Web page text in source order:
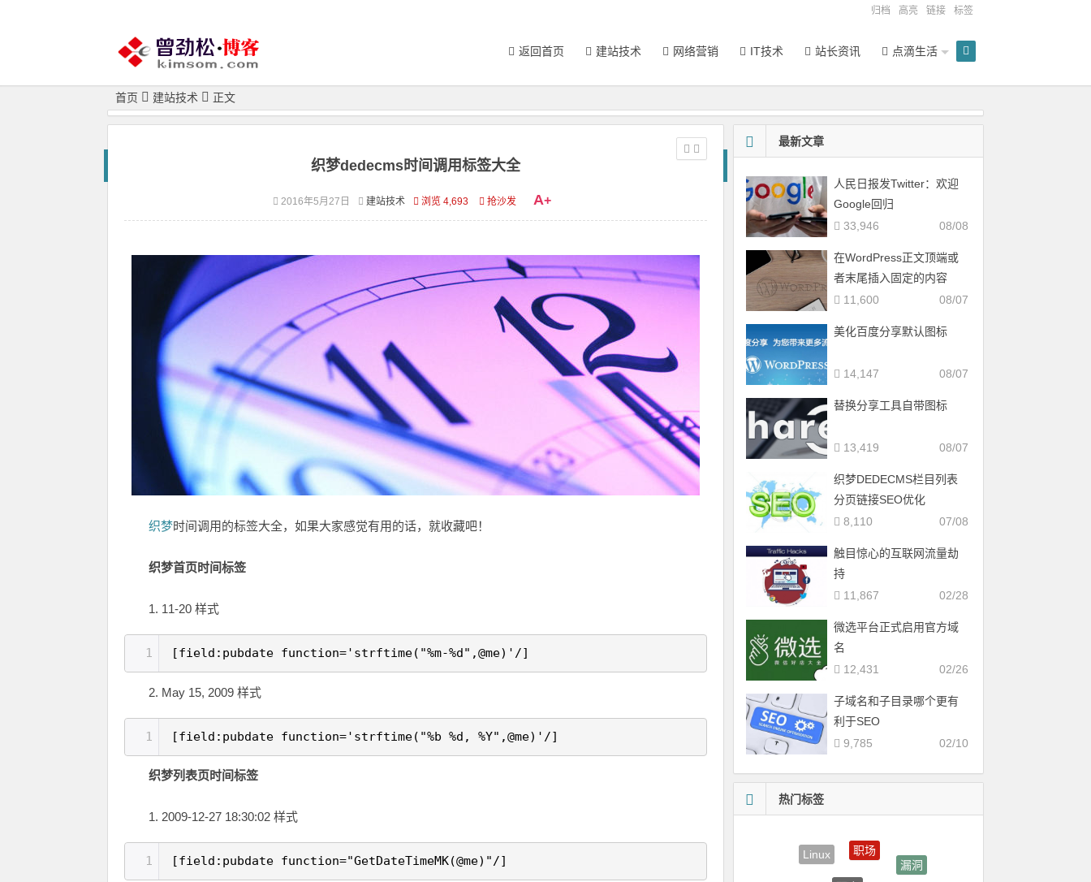
归档 高亮 链接 标签
返回首页 建站技术 网络营销 IT技术 站长资讯 点滴生活
首页 建站技术 正文
织梦dedecms时间调用标签大全
2016年5月27日 建站技术 浏览 4,693 抢沙发 A+
织梦时间调用的标签大全，如果大家感觉有用的话，就收藏吧！
织梦首页时间标签
1. 11-20 样式
1 [field:pubdate function='strftime("%m-%d",@me)'/]
2. May 15, 2009 样式
1 [field:pubdate function='strftime("%b %d, %Y",@me)'/]
织梦列表页时间标签
1. 2009-12-27 18:30:02 样式
1 [field:pubdate function="GetDateTimeMK(@me)"/]
最新文章
人民日报发Twitter：欢迎
Google回归
08/08
33,946
在WordPress正文顶端或
者末尾插入固定的内容
08/07
11,600
美化百度分享默认图标
08/07
14,147
替换分享工具自带图标
08/07
13,419
织梦DEDECMS栏目列表
分页链接SEO优化
07/08
8,110
触目惊心的互联网流量劫
持
02/28
11,867
微选平台正式启用官方域
名
02/26
12,431
子域名和子目录哪个更有
利于SEO
02/10
9,785
热门标签
职场
漏洞
百度
谷歌